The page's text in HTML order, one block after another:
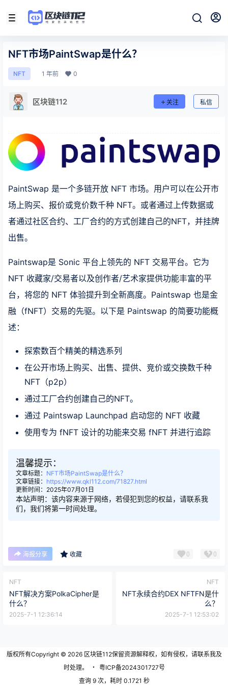
NFT市场PaintSwap是什么？
NFT 1 年前 0
区块链112 关注 私信
PaintSwap 是一个多链开放 NFT 市场。用户可以在公开市
场上购买、报价或竞价数千种 NFT。或者通过上传数据或
者通过社区合约、工厂合约的方式创建自己的NFT，并挂牌
出售。
Paintswap是 Sonic 平台上领先的 NFT 交易平台。它为
NFT 收藏家/交易者以及创作者/艺术家提供功能丰富的平
台，将您的 NFT 体验提升到全新高度。Paintswap 也是金
融（fNFT）交易的先驱。以下是 Paintswap 的简要功能概
述：
探索数百个精美的精选系列
在公开市场上购买、出售、提供、竞价或交换数千种
NFT（p2p）
通过工厂合约创建自己的NFT。
通过 Paintswap Launchpad 启动您的 NFT 收藏
使用专为 fNFT 设计的功能来交易 fNFT 并进行追踪
温馨提示：
文章标题： NFT市场PaintSwap是什么？
文章链接： https://www.qkl112.com/71827.html
更新时间：2025年07月01日
本站声明：该内容来源于网络，若侵犯到您的权益，请联系我
们，我们将第一时间处理。
海报分享 收藏 0 0
NFT
NFT解决方案PolkaCipher是
什么？
2025-7-1 12:36:14
NFT
NFT永续合约DEX NFTFN是什
么？
2025-7-1 12:53:02
版权所有Copyright © 2026区块链112保留资源解释权，如有侵权，请联系我及
时处理。
・ 粤ICP备2024301727号
查询 9 次，耗时 0.1721 秒